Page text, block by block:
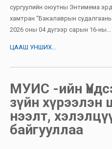
сургуулийн оюутны Энтимема
хамтран “Бакалаврын
2026 оны 04 дүгээр сарын 16-ны...
ЦААШ УНШИХ...
МУИС -ийн
зүйн
нээлт,
байгууллаа